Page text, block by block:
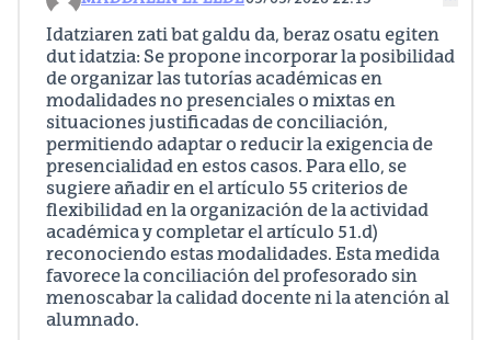
Iruzkindu 88
Idatziaren zati bat galdu da, beraz osatu egiten
dut idatzia: Se propone incorporar la posibilidad
de organizar las tutorías académicas en
modalidades no presenciales o mixtas en
situaciones justificadas de conciliación,
permitiendo adaptar o reducir la exigencia de
presencialidad en estos casos. Para ello, se
sugiere añadir en el artículo 55 criterios de
flexibilidad en la organización de la actividad
académica y completar el artículo 51.d)
reconociendo estas modalidades. Esta medida
favorece la conciliación del profesorado sin
menoscabar la calidad docente ni la atención al
alumnado.